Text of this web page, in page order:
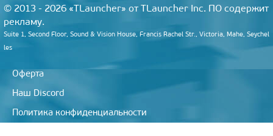
© 2013 - 2026 «TLauncher» от TLauncher Inc. ПО содержит
рекламу.
Suite 1, Second Floor, Sound & Vision House, Francis Rachel Str., Victoria, Mahe, Seychel
les
Оферта
Наш Discord
Политика конфиденциальности